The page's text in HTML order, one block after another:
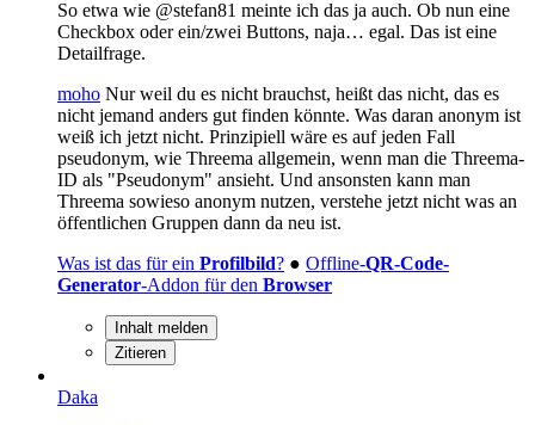
So etwa wie @stefan81 meinte ich das ja auch. Ob nun eine
Checkbox oder ein/zwei Buttons, naja… egal. Das ist eine
Detailfrage.
moho Nur weil du es nicht brauchst, heißt das nicht, das es
nicht jemand anders gut finden könnte. Was daran anonym ist
weiß ich jetzt nicht. Prinzipiell wäre es auf jeden Fall
pseudonym, wie Threema allgemein, wenn man die Threema-
ID als "Pseudonym" ansieht. Und ansonsten kann man
Threema sowieso anonym nutzen, verstehe jetzt nicht was an
öffentlichen Gruppen dann da neu ist.
Was ist das für ein Profilbild? ● Offline-QR-Code-
Generator-Addon für den Browser
Inhalt melden
Zitieren
Daka